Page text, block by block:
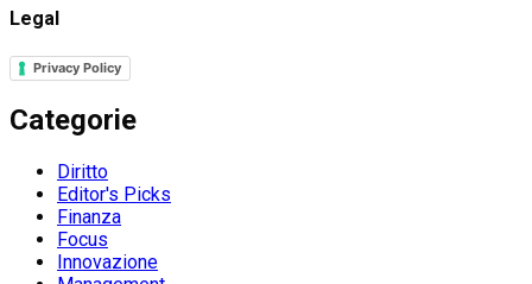
Legal
Privacy Policy
Categorie
Diritto
Editor's Picks
Finanza
Focus
Innovazione